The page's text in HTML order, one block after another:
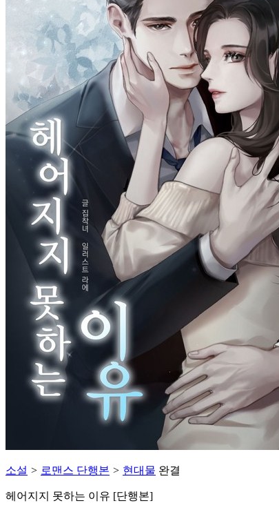
소설 > 로맨스 단행본 > 현대물 완결
헤어지지 못하는 이유 [단행본]